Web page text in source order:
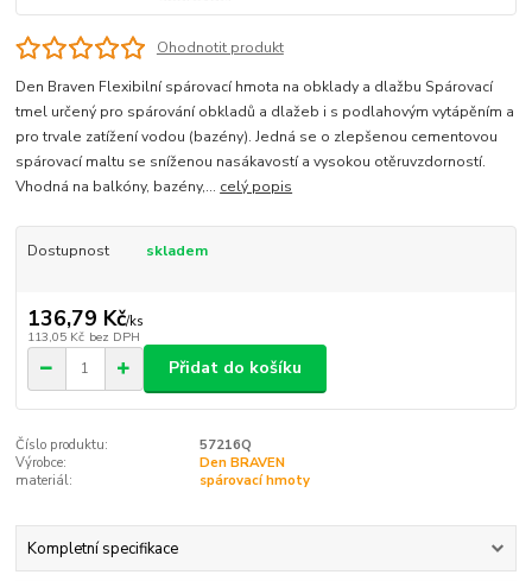
Ohodnotit produkt
Den Braven Flexibilní spárovací hmota na obklady a dlažbu Spárovací
tmel určený pro spárování obkladů a dlažeb i s podlahovým vytápěním a
pro trvale zatížení vodou (bazény). Jedná se o zlepšenou cementovou
spárovací maltu se sníženou nasákavostí a vysokou otěruvzdorností.
Vhodná na balkóny, bazény,... celý popis
Dostupnost skladem
136,79 Kč/ks
113,05 Kč bez DPH
Přidat do košíku
Číslo produktu:
57216Q
Výrobce:
Den BRAVEN
materiál:
spárovací hmoty
Kompletní specifikace